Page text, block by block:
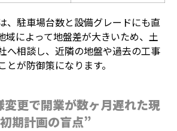
、駐車場台数と設備グレードにも直
域によって地盤差が大きいため、土
へ相談し、近隣の地盤や過去の工事
が防御策になります。
変更で開業が数ヶ月遅れた現
期計画の盲点”